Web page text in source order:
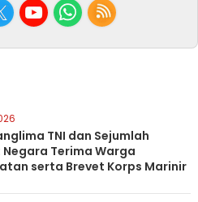
TNI dan Sejumlah
Terima Warga
serta Brevet Korps Marinir